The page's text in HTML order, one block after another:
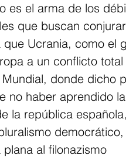
es el arma de los
que buscan
Ucrania, como el
a un conflicto
donde dicho
no haber aprendido
la república española,
al filonazismo